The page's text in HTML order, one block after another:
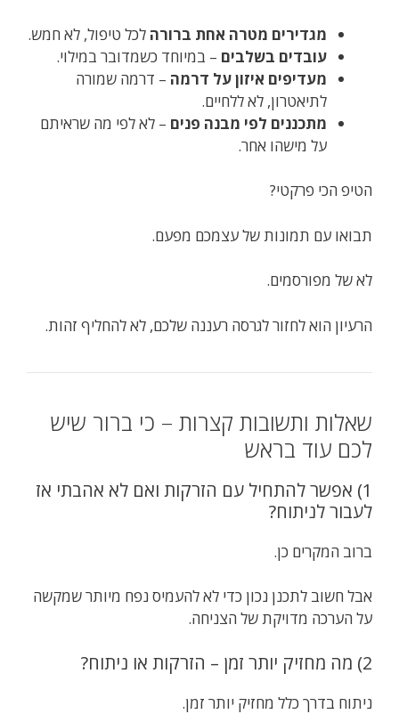
מגדירים מטרה אחת ברורה לכל טיפול, לא חמש.
עובדים בשלבים – במיוחד כשמדובר במילוי.
מעדיפים איזון על דרמה – דרמה שמורה
לתיאטרון, לא ללחיים.
מתכננים לפי מבנה פנים – לא לפי מה שראיתם
על מישהו אחר.
הטיפ הכי פרקטי?
תבואו עם תמונות של עצמכם מפעם.
לא של מפורסמים.
הרעיון הוא לחזור לגרסה רעננה שלכם, לא להחליף זהות.
שאלות ותשובות קצרות – כי ברור שיש
לכם עוד בראש
1) אפשר להתחיל עם הזרקות ואם לא אהבתי אז
לעבור לניתוח?
ברוב המקרים כן.
אבל חשוב לתכנן נכון כדי לא להעמיס נפח מיותר שמקשה
על הערכה מדויקת של הצניחה.
2) מה מחזיק יותר זמן – הזרקות או ניתוח?
ניתוח בדרך כלל מחזיק יותר זמן.